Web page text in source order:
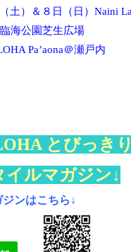
土）＆８日（日）Naini
海公園芝生広場
Pa’aona＠瀬戸内
とびっき
イルマガジン↓
ンはこちら ↓